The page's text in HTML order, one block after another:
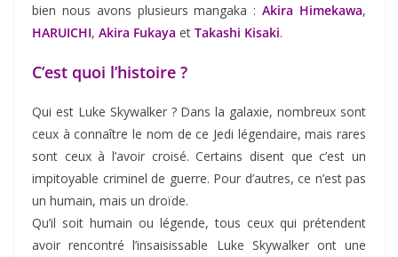
bien nous avons plusieurs mangaka :Akira Himekawa,
HARUICHI, Akira Fukaya et Takashi Kisaki.
C’est quoi l’histoire ?
Qui est Luke Skywalker ? Dans la galaxie, nombreux sont
ceux à connaître le nom de ce Jedi légendaire, mais rares
sont ceux à l’avoir croisé. Certains disent que c’est un
impitoyable criminel de guerre. Pour d’autres, ce n’est pas
un humain, mais un droïde.
Qu’il soit humain ou légende, tous ceux qui prétendent
avoir rencontré l’insaisissable Luke Skywalker ont une